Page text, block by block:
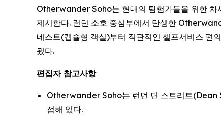
Otherwander Soho는 현대의 탐험가들을 위한 차
제시한다. 런던 소호 중심부에서 탄생한
네스트(캡슐형 객실)부터 직관적인 셀프서비스 편
됐다.
편집자 참고사항
Otherwander Soho는 런던 딘 스트리트(Dean
접해 있다.